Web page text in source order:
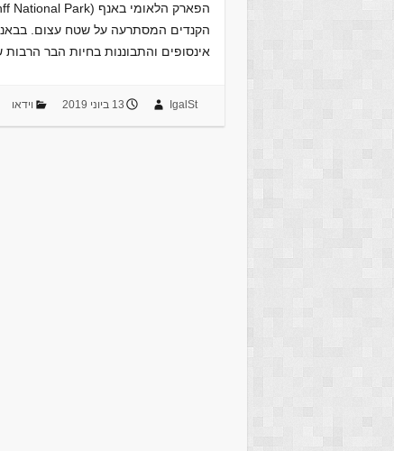
הקנדים המסתרעה על שטח עצום. בבאנף
אינסופים והתבוננות בחיות הבר
IgalSt 13 ביוני 2019 וידאו